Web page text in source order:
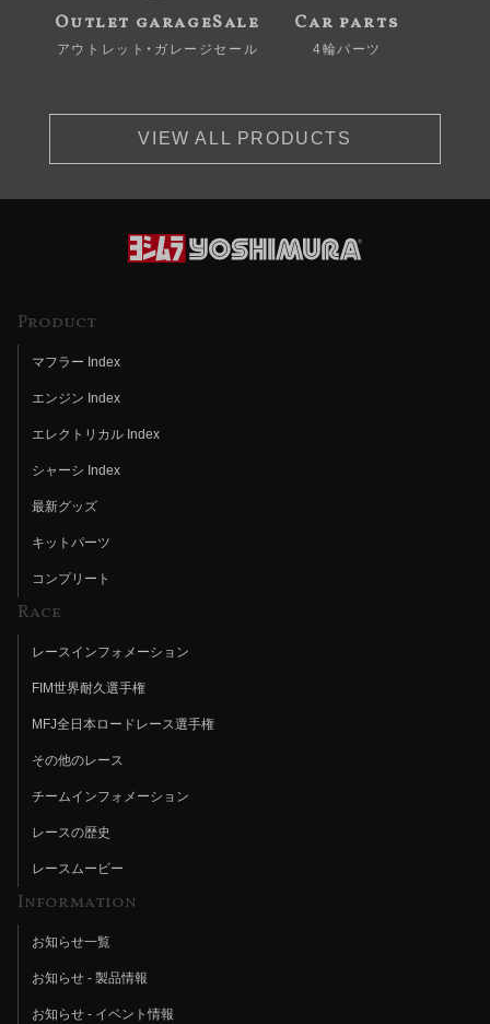
Outlet garageSale
アウトレット・ガレージセール
Car parts
4輪パーツ
VIEW ALL PRODUCTS
Product
マフラー Index
エンジン Index
エレクトリカル Index
シャーシ Index
最新グッズ
キットパーツ
コンプリート
Race
レースインフォメーション
FIM世界耐久選手権
MFJ全日本ロードレース選手権
その他のレース
チームインフォメーション
レースの歴史
レースムービー
Information
お知らせ一覧
お知らせ - 製品情報
お知らせ - イベント情報